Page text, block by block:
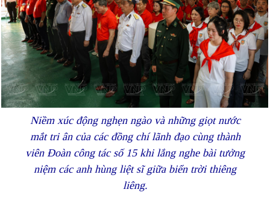
Niềm xúc động nghẹn ngào và những giọt nước
mắt tri ân của các đồng chí lãnh đạo cùng thành
viên Đoàn công tác số 15 khi lắng nghe bài tưởng
niệm các anh hùng liệt sĩ giữa biển trời thiêng
liêng.